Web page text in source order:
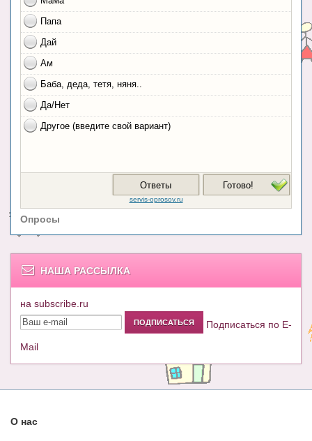
Опросы
НАША РАССЫЛКА
на subscribe.ru
Подписаться по E-
Mail
О нас